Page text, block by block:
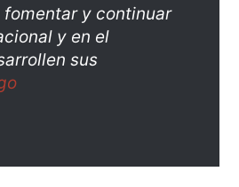
fomentar y continuar
y en el
sus